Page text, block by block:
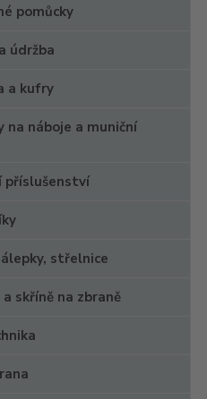
pomůcky
údržba
a kufry
na náboje a muniční
příslušenství
střelnice
skříně na zbraně